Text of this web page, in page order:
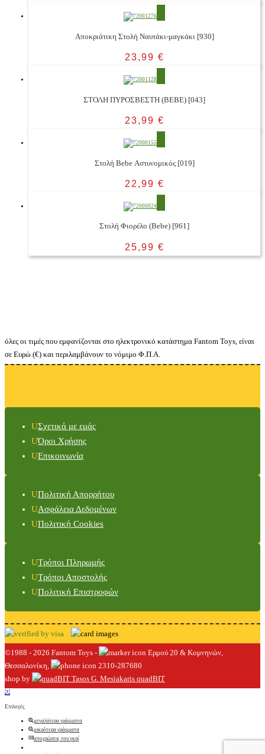
Αποκριάτικη Στολή Ναυτάκι-μαγκάκι [930]
23,99 €
ΣΤΟΛΗ ΠΥΡΟΣΒΕΣΤΗ (ΒΕΒΕ) [043]
23,99 €
Στολή Bebe Αστυνομικός [019]
22,99 €
Στολή Φιορέλο (Bebe) [961]
25,99 €
όλες οι τιμές που εμφανίζονται στο ηλεκτρονικό κατάστημα Fantom Toys, είναι
σε Ευρώ (€) και περιλαμβάνουν το νόμιμο Φ.Π.Α.
Σχετικά με εμάς
Όροι Χρήσης
Επικοινωνία
Πολιτική Απορρήτου
Ασφάλεια Δεδομένων
Πολιτική Cookies
Τρόποι Πληρωμής
Τρόποι Αποστολής
Πολιτική Επιστροφών
©1988 - 2026 Fantom Toys -
Ερμού 20 & Κομνηνών,
Θεσσαλονίκη,
2310-287680
shop by
quadBIT
Επιλογές
μεγαλύτερα γράμματα
μικρότερα γράμματα
αποχρώσεις του γκρί